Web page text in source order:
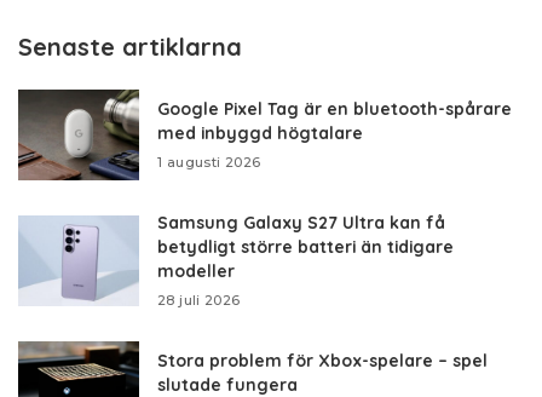
Senaste artiklarna
Google Pixel Tag är en bluetooth-spårare
med inbyggd högtalare
1 augusti 2026
Samsung Galaxy S27 Ultra kan få
betydligt större batteri än tidigare
modeller
28 juli 2026
Stora problem för Xbox-spelare – spel
slutade fungera